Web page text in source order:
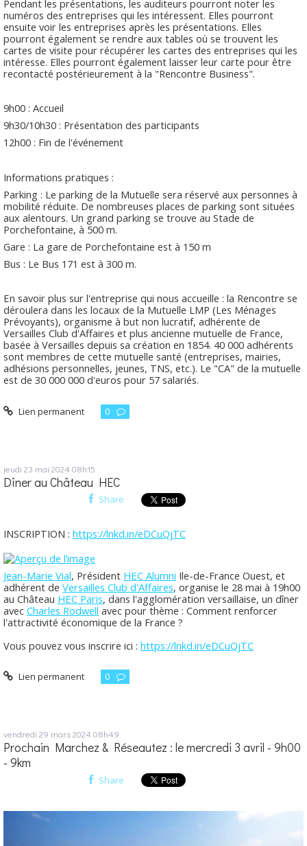
Pendant les présentations, les auditeurs pourront noter les
numéros des entreprises qui les intéressent. Elles pourront
ensuite voir les entreprises après les présentations. Elles
pourront également se rendre aux tables où se trouvent les
cartes de visite pour récupérer les cartes des entreprises qui les
intéresse. Elles pourront également laisser leur carte pour être
recontacté postérieurement à la "Rencontre Business".
9h00 : Accueil
9h30/10h30 : Présentation des participants
12h00 : Fin de l'événement
Informations pratiques :
Parking : Le parking de la Mutuelle sera réservé aux personnes à
mobilité réduite. De nombreuses places de parking sont situées
aux alentours. Un grand parking se trouve au Stade de
Porchefontaine, à 500 m.
Gare : La gare de Porchefontaine est à 150 m
Bus : Le Bus 171 est à 300 m.
En savoir plus sur l'entreprise qui nous accueille : la Rencontre se
déroulera dans les locaux de la Mutuelle LMP (Les Ménages
Prévoyants), organisme à but non lucratif, adhérente de
Versailles Club d'Affaires et plus ancienne mutuelle de France,
basée à Versailles depuis sa création en 1854. 40 000 adhérents
sont membres de cette mutuelle santé (entreprises, mairies,
adhésions personnelles, jeunes, TNS, etc.). Le "CA" de la mutuelle
est de 30 000 000 d'euros pour 57 salariés.
Lien permanent 0
jeudi 23 mai 2024 08h15
Dîner au Château HEC
Share
INSCRIPTION : https://lnkd.in/eDCuQjTC
Jean-Marie Vial, Président HEC Alumni Ile-de-France Ouest, et
adhérent de Versailles Club d'Affaires, organise le 28 mai à 19h00
au Château HEC Paris, dans l'agglomération versaillaise, un dîner
avec Charles Rodwell avec pour thème : Comment renforcer
l'attractivité économique de la France ?
Vous pouvez vous inscrire ici : https://lnkd.in/eDCuQjTC
Lien permanent 0
vendredi 29 mars 2024 08h49
Prochain Marchez & Réseautez : le mercredi 3 avril - 9h00
- 9km
Share